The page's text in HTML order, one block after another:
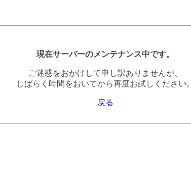
現在サーバーのメンテナンス中です。
ご迷惑をおかけして申し訳ありませんが、
しばらく時間をおいてから再度お試しください。
戻る